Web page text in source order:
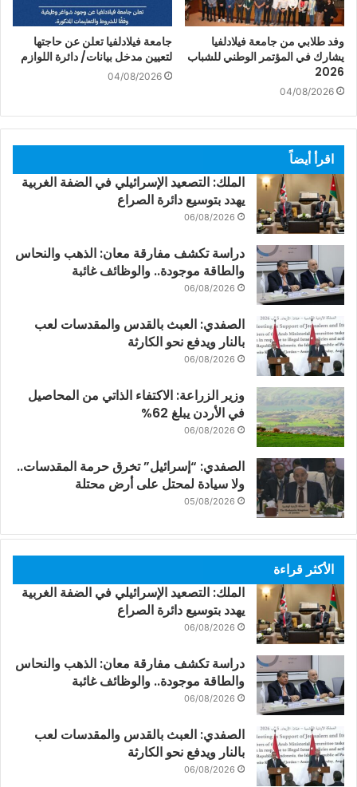
وفد طلابي من جامعة فيلادلفيا
يشارك في المؤتمر الوطني للشباب
2026
04/08/2026
جامعة فيلادلفيا تعلن عن حاجتها
لتعيين مدخل بيانات/ دائرة اللوازم
04/08/2026
اقرأ أيضاً
الملك: التصعيد الإسرائيلي في الضفة الغربية
يهدد بتوسيع دائرة الصراع
06/08/2026
دراسة تكشف مفارقة معان: الذهب والنحاس
والطاقة موجودة.. والوظائف غائبة
06/08/2026
الصفدي: العبث بالقدس والمقدسات لعب
بالنار ويدفع نحو الكارثة
06/08/2026
وزير الزراعة: الاكتفاء الذاتي من المحاصيل
في الأردن يبلغ 62%
06/08/2026
الصفدي: “إسرائيل” تخرق حرمة المقدسات..
ولا سيادة لمحتل على أرض محتلة
05/08/2026
الأكثر قراءة
الملك: التصعيد الإسرائيلي في الضفة الغربية
يهدد بتوسيع دائرة الصراع
06/08/2026
دراسة تكشف مفارقة معان: الذهب والنحاس
والطاقة موجودة.. والوظائف غائبة
06/08/2026
الصفدي: العبث بالقدس والمقدسات لعب
بالنار ويدفع نحو الكارثة
06/08/2026